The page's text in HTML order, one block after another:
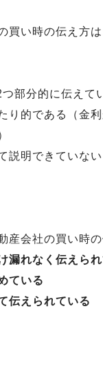
買い時の伝え方は
部分的に伝えて
り的である（金
説明できていない
産会社の買い時の
漏れなく伝えら
ている
伝えられている